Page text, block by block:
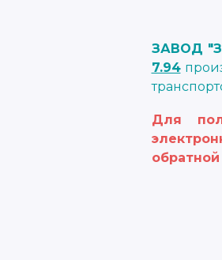
ЗАВОД
7.94
Для
обратной